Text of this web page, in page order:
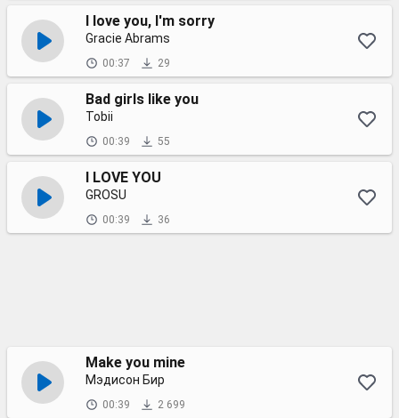
I love you, I'm sorry
Gracie Abrams
00:37 29
Bad girls like you
Tobii
00:39 55
I LOVE YOU
GROSU
00:39 36
Make you mine
Мэдисон Бир
00:39 2 699